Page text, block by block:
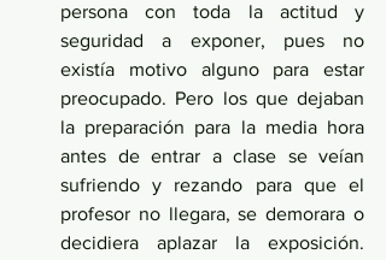
persona con toda la actitud y
seguridad a exponer, pues no
existía motivo alguno para estar
preocupado. Pero los que dejaban
la preparación para la media hora
antes de entrar a clase se veían
sufriendo y rezando para que el
profesor no llegara, se demorara o
decidiera aplazar la exposición.